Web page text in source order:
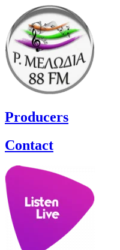
Producers
Contact